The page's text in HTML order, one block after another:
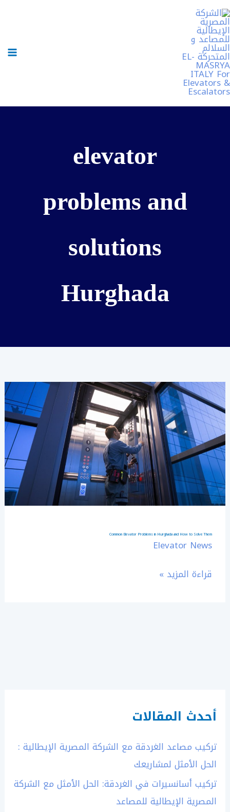
تخطي
إلى
المحتوى
elevator
problems and
solutions
Hurghada
Common Elevator Problems in Hurghada and How to Solve Them
Elevator News
Common
Elevator
Problems
in
Hurghada
and
How
to
Them
قراءة المزيد »
أحدث المقالات
تركيب مصاعد الغردقة مع الشركة المصرية الإيطالية :
الحل الأمثل لمشاريعك
تركيب أسانسيرات في الغردقة: الحل الأمثل مع الشركة
المصرية الإيطالية للمصاعد